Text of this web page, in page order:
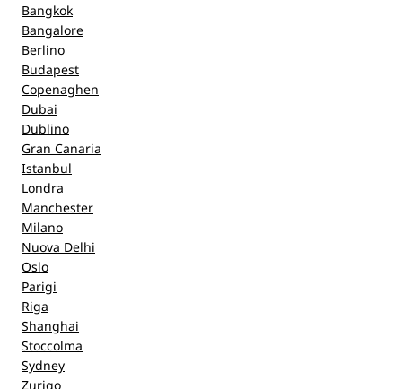
Bangkok
Bangalore
Berlino
Budapest
Copenaghen
Dubai
Dublino
Gran Canaria
Istanbul
Londra
Manchester
Milano
Nuova Delhi
Oslo
Parigi
Riga
Shanghai
Stoccolma
Sydney
Zurigo